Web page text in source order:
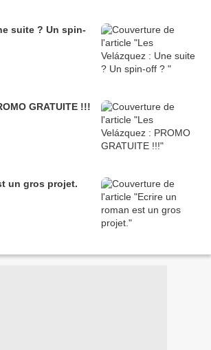
suite ? Un spin-
GRATUITE !!!
un gros projet.